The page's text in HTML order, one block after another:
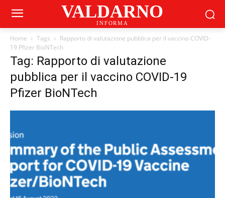
VALDARNO
INFORMA
Home Tags
Rapporto di valutazione pubblica per il vaccino COVID-
19 Pfizer BioNTech
Tag: Rapporto di valutazione
pubblica per il vaccino COVID-19
Pfizer BioNTech